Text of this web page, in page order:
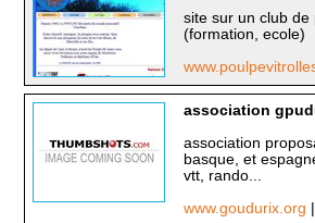
site sur un club de
(formation, ecole)
association
association
basque, et
vtt, rando...
www.goudurix.org